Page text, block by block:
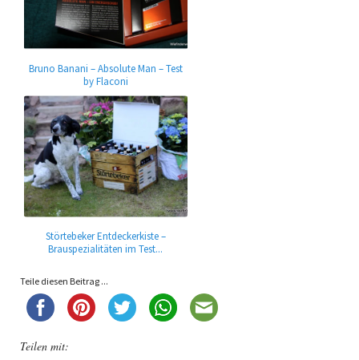
Bruno Banani – Absolute Man – Test
by Flaconi
Störtebeker Entdeckerkiste –
Brauspezialitäten im Test...
Teile diesen Beitrag ...
Teilen mit: